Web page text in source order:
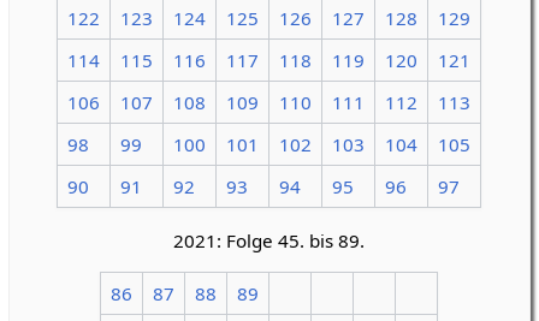
122
123 124 125 126 127 128
129
114
115 116 117 118 119 120
121
106
107 108 109 110 111 112
113
98
99 100 101 102 103 104
105
90
91 92 93 94 95 96 97
2021: Folge 45. bis 89.
86 87 88
89